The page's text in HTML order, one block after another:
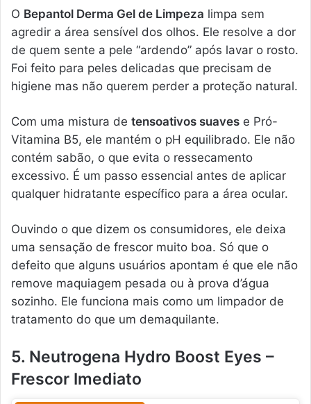
O Bepantol Derma Gel de Limpeza limpa sem
agredir a área sensível dos olhos. Ele resolve a dor
de quem sente a pele “ardendo” após lavar o rosto.
Foi feito para peles delicadas que precisam de
higiene mas não querem perder a proteção natural.
Com uma mistura de tensoativos suaves e Pró-
Vitamina B5, ele mantém o pH equilibrado. Ele não
contém sabão, o que evita o ressecamento
excessivo. É um passo essencial antes de aplicar
qualquer hidratante específico para a área ocular.
Ouvindo o que dizem os consumidores, ele deixa
uma sensação de frescor muito boa. Só que o
defeito que alguns usuários apontam é que ele não
remove maquiagem pesada ou à prova d’água
sozinho. Ele funciona mais como um limpador de
tratamento do que um demaquilante.
5. Neutrogena Hydro Boost Eyes –
Frescor Imediato